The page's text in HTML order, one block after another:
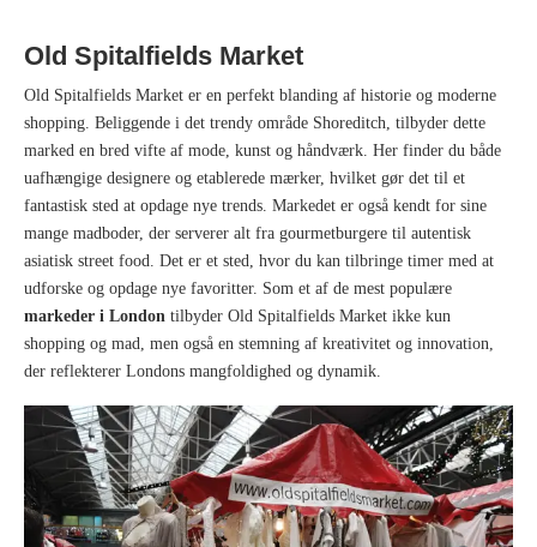
Old Spitalfields Market
Old Spitalfields Market er en perfekt blanding af historie og moderne
shopping. Beliggende i det trendy område Shoreditch, tilbyder dette
marked en bred vifte af mode, kunst og håndværk. Her finder du både
uafhængige designere og etablerede mærker, hvilket gør det til et
fantastisk sted at opdage nye trends. Markedet er også kendt for sine
mange madboder, der serverer alt fra gourmetburgere til autentisk
asiatisk street food. Det er et sted, hvor du kan tilbringe timer med at
udforske og opdage nye favoritter. Som et af de mest populære
markeder i London tilbyder Old Spitalfields Market ikke kun
shopping og mad, men også en stemning af kreativitet og innovation,
der reflekterer Londons mangfoldighed og dynamik.